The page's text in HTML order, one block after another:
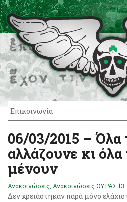
06/03/2015 – Όλα
αλλάζουνε κι όλα
μένουν
Ανακοινώσεις Ανακοινώσεις ΘΥΡΑΣ 13
Δεν χρειάστηκαν παρά μόνο